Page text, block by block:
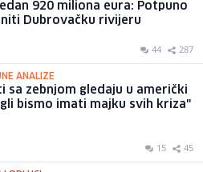
920 miliona eura: Potpuno
Dubrovačku rivijeru
44 287
ANALIZE
sa zebnjom gledaju u američki
bismo imati majku svih kriza"
15 45